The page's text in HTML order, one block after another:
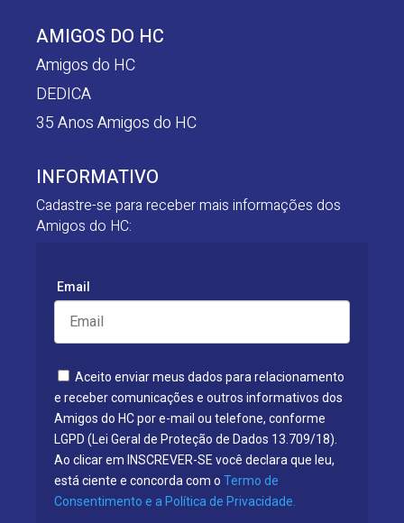
AMIGOS DO HC
Amigos do HC
DEDICA
35 Anos Amigos do HC
INFORMATIVO
Cadastre-se para receber mais informações dos
Amigos do HC:
Email
Aceito enviar meus dados para relacionamento
e receber comunicações e outros informativos dos
Amigos do HC por e-mail ou telefone, conforme
LGPD (Lei Geral de Proteção de Dados 13.709/18).
Ao clicar em INSCREVER-SE você declara que leu,
está ciente e concorda com o Termo de
Consentimento e a Política de Privacidade.